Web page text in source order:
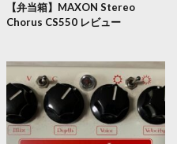
【弁当箱】MAXON Stereo
Chorus CS550 レビュー